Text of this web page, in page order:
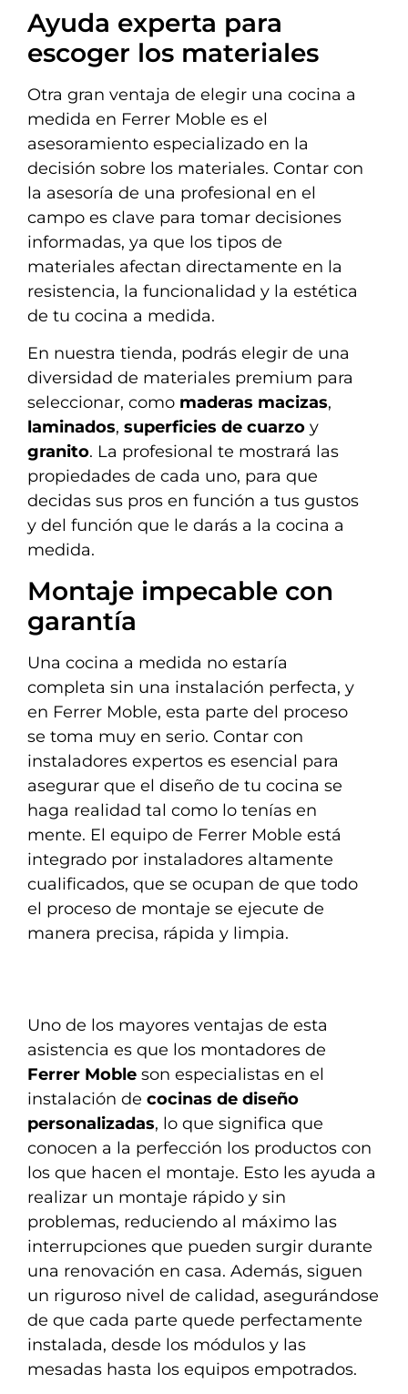
Ayuda experta para
escoger los materiales
Otra gran ventaja de elegir una cocina a
medida en Ferrer Moble es el
asesoramiento especializado en la
decisión sobre los materiales. Contar con
la asesoría de una profesional en el
campo es clave para tomar decisiones
informadas, ya que los tipos de
materiales afectan directamente en la
resistencia, la funcionalidad y la estética
de tu cocina a medida.
En nuestra tienda, podrás elegir de una
diversidad de materiales premium para
seleccionar, como maderas macizas,
laminados, superficies de cuarzo y
granito. La profesional te mostrará las
propiedades de cada uno, para que
decidas sus pros en función a tus gustos
y del función que le darás a la cocina a
medida.
Montaje impecable con
garantía
Una cocina a medida no estaría
completa sin una instalación perfecta, y
en Ferrer Moble, esta parte del proceso
se toma muy en serio. Contar con
instaladores expertos es esencial para
asegurar que el diseño de tu cocina se
haga realidad tal como lo tenías en
mente. El equipo de Ferrer Moble está
integrado por instaladores altamente
cualificados, que se ocupan de que todo
el proceso de montaje se ejecute de
manera precisa, rápida y limpia.
Uno de los mayores ventajas de esta
asistencia es que los montadores de
Ferrer Moble son especialistas en el
instalación de cocinas de diseño
personalizadas, lo que significa que
conocen a la perfección los productos con
los que hacen el montaje. Esto les ayuda a
realizar un montaje rápido y sin
problemas, reduciendo al máximo las
interrupciones que pueden surgir durante
una renovación en casa. Además, siguen
un riguroso nivel de calidad, asegurándose
de que cada parte quede perfectamente
instalada, desde los módulos y las
mesadas hasta los equipos empotrados.